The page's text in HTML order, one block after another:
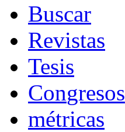
Buscar
Revistas
Tesis
Congresos
métricas